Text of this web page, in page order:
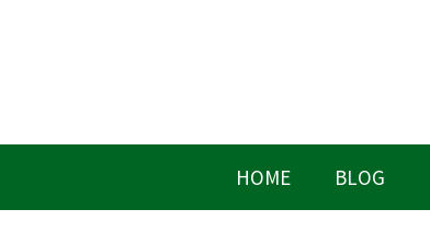
HOME BLOG